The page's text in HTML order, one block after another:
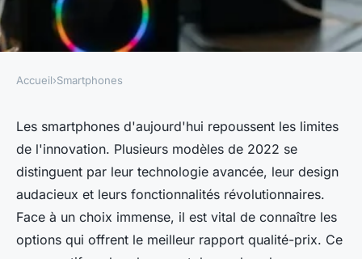
SMARTPHONES
Comparatif de smartphones :
Les modèles les plus
innovants de 2022
Ayoub• 15 octobre 2024•10 min de lecture
Accueil›Smartphones
Les smartphones d'aujourd'hui repoussent les limites
de l'innovation. Plusieurs modèles de 2022 se
distinguent par leur technologie avancée, leur design
audacieux et leurs fonctionnalités révolutionnaires.
Face à un choix immense, il est vital de connaître les
options qui offrent le meilleur rapport qualité-prix. Ce